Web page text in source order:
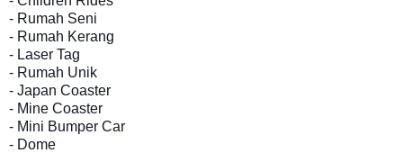
- Rumah Seni
- Rumah Kerang
- Laser Tag
- Rumah Unik
- Japan Coaster
- Mine Coaster
- Mini Bumper Car
- Dome